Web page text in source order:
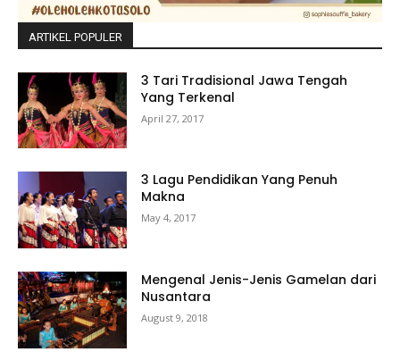
ARTIKEL POPULER
3 Tari Tradisional Jawa Tengah
Yang Terkenal
April 27, 2017
3 Lagu Pendidikan Yang Penuh
Makna
May 4, 2017
Mengenal Jenis-Jenis Gamelan dari
Nusantara
August 9, 2018